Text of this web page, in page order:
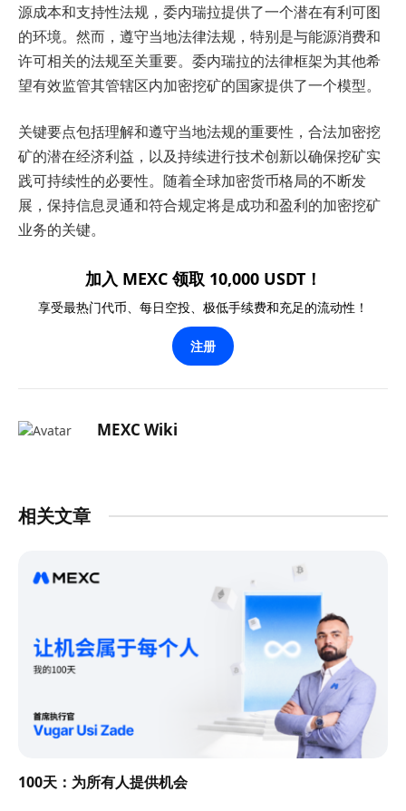
源成本和支持性法规，委内瑞拉提供了一个潜在有利可图
的环境。然而，遵守当地法律法规，特别是与能源消费和
许可相关的法规至关重要。委内瑞拉的法律框架为其他希
望有效监管其管辖区内加密挖矿的国家提供了一个模型。
关键要点包括理解和遵守当地法规的重要性，合法加密挖
矿的潜在经济利益，以及持续进行技术创新以确保挖矿实
践可持续性的必要性。随着全球加密货币格局的不断发
展，保持信息灵通和符合规定将是成功和盈利的加密挖矿
业务的关键。
加入 MEXC 领取 10,000 USDT！
享受最热门代币、每日空投、极低手续费和充足的流动性！
注册
MEXC Wiki
相关文章
100天：为所有人提供机会